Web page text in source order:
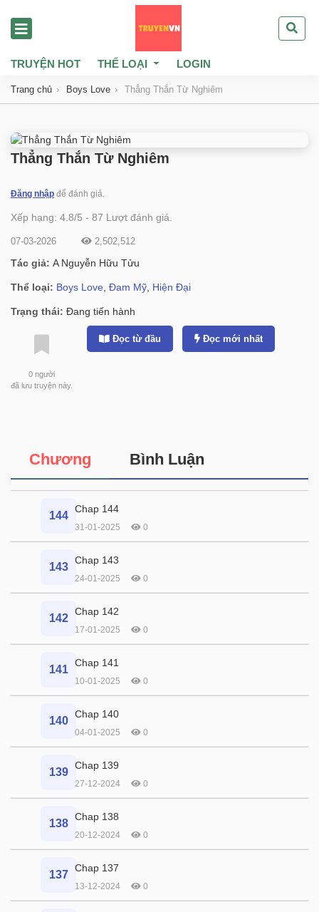
TRUYỆN HOT THỂ LOẠI LOGIN
Trang chủ Boys Love Thẳng Thắn Từ Nghiêm
Thẳng Thắn Từ Nghiêm
Đăng nhập để đánh giá.
Xếp hạng: 4.8/5 - 87 Lượt đánh giá.
07-03-2026 2,502,512
Tác giả: A Nguyễn Hữu Tửu
Thể loại: Boys Love Đam Mỹ Hiện Đại
Trạng thái: Đang tiến hành
0 người
đã lưu truyện này.
Đọc từ đầu Đọc mới nhất
Chương Bình Luận
144
Chap 144
31-01-2025 0
143
Chap 143
24-01-2025 0
142
Chap 142
17-01-2025 0
141
Chap 141
10-01-2025 0
140
Chap 140
04-01-2025 0
139
Chap 139
27-12-2024 0
138
Chap 138
20-12-2024 0
137
Chap 137
13-12-2024 0